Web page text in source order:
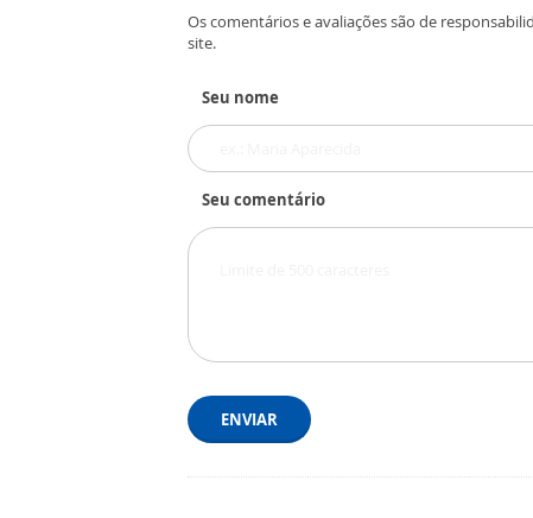
Os comentários e avaliações são de
site.
Seu nome
Seu comentário
ENVIAR